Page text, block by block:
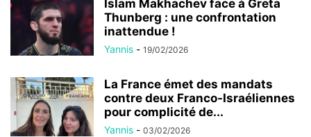
Islam Makhachev face à Greta
Thunberg : une confrontation
inattendue !
Yannis - 19/02/2026
La France émet des mandats
contre deux Franco-Israéliennes
pour complicité de...
Yannis - 03/02/2026